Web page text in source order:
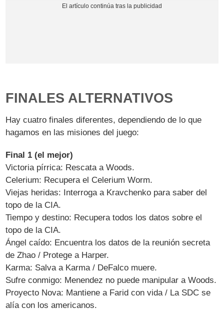
FINALES ALTERNATIVOS
Hay cuatro finales diferentes, dependiendo de lo que
hagamos en las misiones del juego:
Final 1 (el mejor)
Victoria pírrica: Rescata a Woods.
Celerium: Recupera el Celerium Worm.
Viejas heridas: Interroga a Kravchenko para saber del
topo de la CIA.
Tiempo y destino: Recupera todos los datos sobre el
topo de la CIA.
Ángel caído: Encuentra los datos de la reunión secreta
de Zhao / Protege a Harper.
Karma: Salva a Karma / DeFalco muere.
Sufre conmigo: Menendez no puede manipular a Woods.
Proyecto Nova: Mantiene a Farid con vida / La SDC se
alía con los americanos.